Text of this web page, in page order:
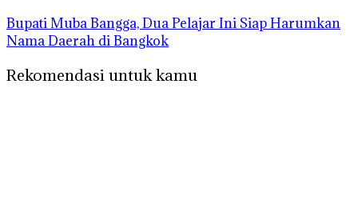
Bupati Muba Bangga, Dua Pelajar Ini Siap Harumkan
Nama Daerah di Bangkok
Rekomendasi untuk kamu